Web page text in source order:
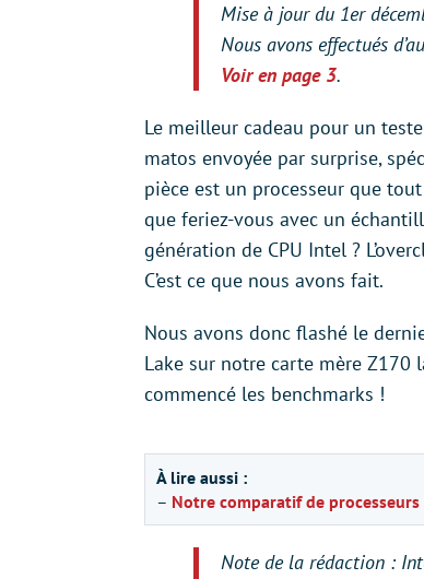
Mise à jour du 1er
Nous avons effectués
Voir en page 3.
Le meilleur cadeau pour un
matos envoyée par surprise,
pièce est un processeur que
que feriez-vous avec un
génération de CPU Intel ?
C’est ce que nous avons fait.
Nous avons donc flashé le
Lake sur notre carte mère Z170
commencé les benchmarks !
À lire aussi :
– Notre comparatif de processeurs
Note de la rédaction :